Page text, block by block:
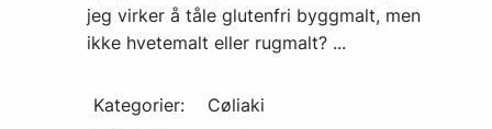
jeg virker å tåle glutenfri byggmalt, men
ikke hvetemalt eller rugmalt? ...
Kategorier:
Cøliaki